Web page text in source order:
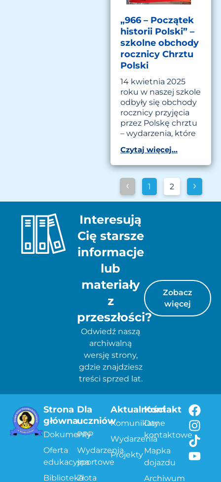
„966 – Początek
historii Polski” –
szkolne obchody
rocznicy Chrztu
Polski
14 kwietnia 2025
roku w naszej szkole
odbyły się obchody
rocznicy przyjęcia
przez Polskę chrztu
– wydarzenia, które
Czytaj więcej...
‹ 1 2 ›
Interesują
Cię starsze
informacje
lub
materiały
z
przeszłości?
Odwiedź naszą
archiwalną
wersję strony,
gdzie znajdziesz
treści sprzed lat.
Zobacz
więcej
Strona
główna
Dokumenty
Oferta
edukacyjna
Biblioteka
Dla
uczniów
PPP
Wydarzenia
sportowe
Złota
Aktualności
Komunikaty
Wydarzenia
Projekty
Kontakt
Dane
kontaktowe
Mapka
dojazdu
Archiwum